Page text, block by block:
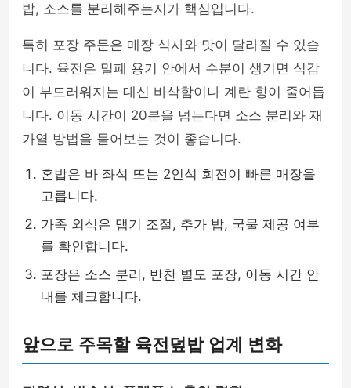
밥, 소스를 분리해주는지가 핵심입니다.
특히 포장 주문은 매장 식사와 맛이 달라질 수 있습
니다. 육전은 밀폐 용기 안에서 수분이 생기면 식감
이 부드러워지는 대신 바삭함이나 계란 향이 줄어듭
니다. 이동 시간이 20분을 넘는다면 소스 분리와 재
가열 방법을 물어보는 것이 좋습니다.
혼밥은 바 좌석 또는 2인석 회전이 빠른 매장을
고릅니다.
가족 외식은 맵기 조절, 추가 밥, 국물 제공 여부
를 확인합니다.
포장은 소스 분리, 반찬 별도 포장, 이동 시간 안
내를 체크합니다.
앞으로 주목할 육전덮밥 업계 변화